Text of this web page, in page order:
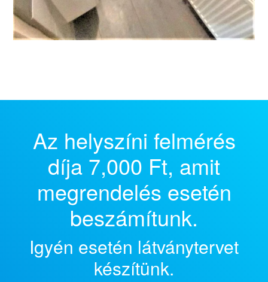
Az helyszíni felmérés
díja 7,000 Ft, amit
megrendelés esetén
beszámítunk.
Igyén esetén látványtervet
készítünk.